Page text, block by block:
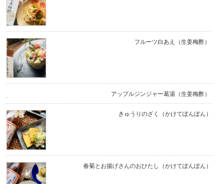
フルーツ白あえ（生姜梅酢）
アップルジンジャー葛湯（生姜梅酢）
きゅうりのざく（かけてぽんぽん）
春菊とお揚げさんのおひたし（かけてぽんぽん）